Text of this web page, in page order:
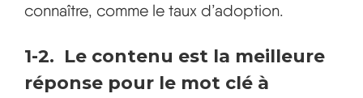
connaître, comme le taux d’adoption.
1-2. Le contenu est la meilleure
réponse pour le mot clé à